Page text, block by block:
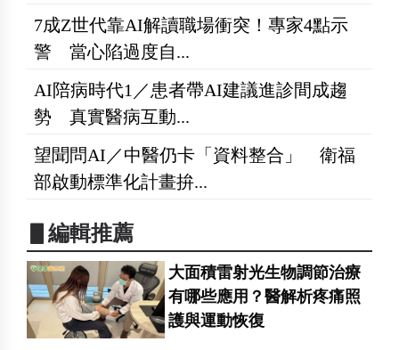
7成Z世代靠AI解讀職場衝突！專家4點示
警 當心陷過度自...
AI陪病時代1／患者帶AI建議進診間成趨
勢 真實醫病互動...
望聞問AI／中醫仍卡「資料整合」 衛福
部啟動標準化計畫拚...
▋編輯推薦
大面積雷射光生物調節治療
有哪些應用？醫解析疼痛照
護與運動恢復